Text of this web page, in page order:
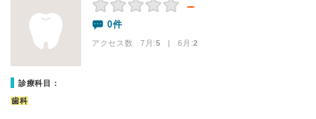
－
0件
アクセス数 7月:5 | 6月:2
診療科目：
歯科